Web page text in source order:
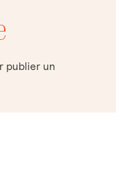
publier un